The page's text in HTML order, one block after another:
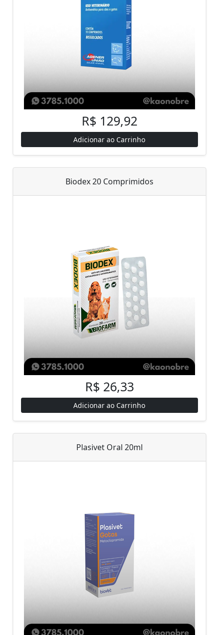
R$ 129,92
Adicionar ao Carrinho
Biodex 20 Comprimidos
R$ 26,33
Adicionar ao Carrinho
Plasivet Oral 20ml